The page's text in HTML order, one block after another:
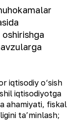
iqtisodiy o‘sish
iqtisodiyotga
ahamiyati, fiskal
ta’minlash;